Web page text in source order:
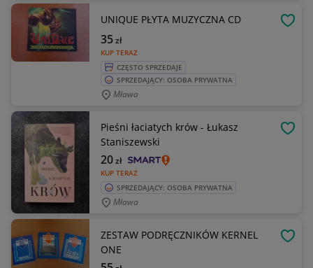
UNIQUE PŁYTA MUZYCZNA CD
KUP TERAZ
35zł
CZĘSTO SPRZEDAJE
SPRZEDAJĄCY: OSOBA PRYWATNA
Mława
Pieśni łaciatych krów - Łukasz
Staniszewski
KUP TERAZ
20zł
SPRZEDAJĄCY: OSOBA PRYWATNA
Mława
ZESTAW PODRĘCZNIKÓW KERNEL
ONE